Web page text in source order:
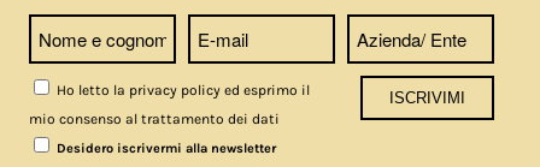
Ho letto la privacy policy ed esprimo il
mio consenso al trattamento dei dati
Desidero iscrivermi alla newsletter